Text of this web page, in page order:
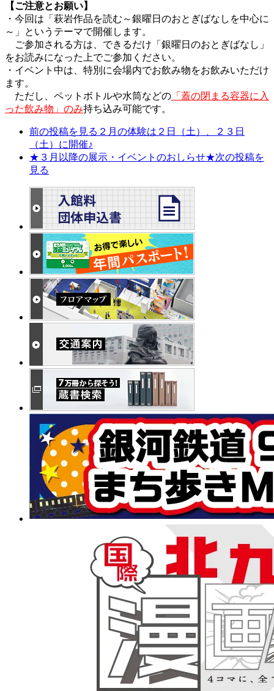
【ご注意とお願い】
・今回は「萩岩作品を読む～銀曜日のおとぎばなしを中心に
～」というテーマで開催します。
ご参加される方は、できるだけ「銀曜日のおとぎばなし」
をお読みになった上でご参加ください。
・イベント中は、特別に会場内でお飲み物をお飲みいただけ
ます。
ただし、ペットボトルや水筒などの 「蓋の閉まる容器に入
った飲み物」のみ持ち込み可能です。
前の投稿を見る ２月の体験は２日（土）、２３日
（土）に開催♪
★３月以降の展示・イベントのおしらせ★次の投稿を
見る